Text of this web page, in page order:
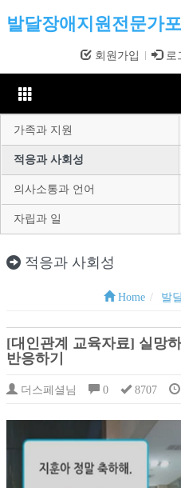
발달장애지원전문가
회원가입 로
가족과 지원
적응과 사회성
의사소통과 언어
자립과 일
적응과 사회성
Home 발
[대인관계 교육자료] 실망
반응하기
더스페셜님 0 8707